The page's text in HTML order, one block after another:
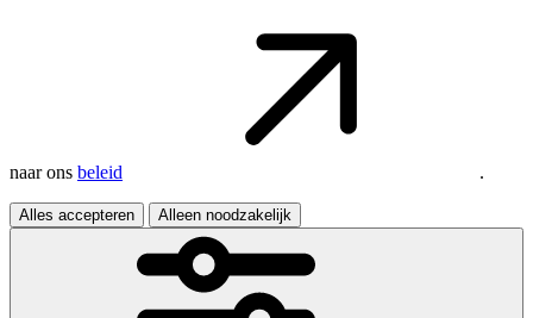
naar ons beleid .
Alles accepteren Alleen noodzakelijk